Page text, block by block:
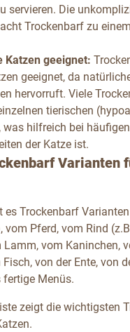
servieren. Die
Trockenbarf zu
Katzen geeignet:
geeignet, da
hervorruft. Viele
tierischen
was hilfreich bei
der Katze ist.
Varianten
es Trockenbarf
vom Pferd, vom Rind
vom Kaninchen,
von der Ente, von
Menüs.
zeigt die wichtigsten